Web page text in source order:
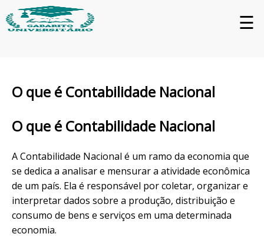
☰
O que é Contabilidade Nacional
O que é Contabilidade Nacional
A Contabilidade Nacional é um ramo da economia que
se dedica a analisar e mensurar a atividade econômica
de um país. Ela é responsável por coletar, organizar e
interpretar dados sobre a produção, distribuição e
consumo de bens e serviços em uma determinada
economia.